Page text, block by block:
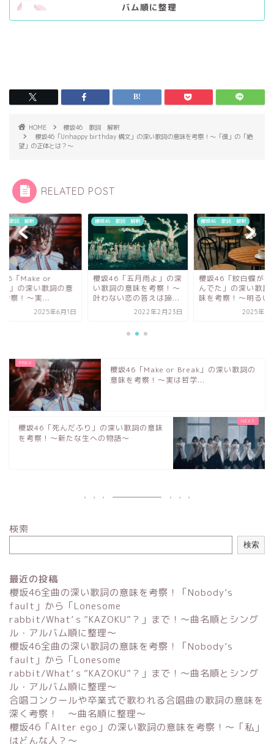
バム順に整理
HOME
櫻坂46 歌詞 解釈
櫻坂46「Unhappy birthday 構文」の深い歌詞の意味を考察！〜「僕」の「絶
望」の正体とは？～
RELATED POST
歌詞 解釈
46「Make or
」の深い歌詞の意
考察！〜実...
2025年6月1日
櫻坂46 歌詞 解釈
櫻坂46「五月雨よ」の深
い歌詞の意味を考察！〜
叶わない恋の答えは諦...
2022年2月23日
櫻坂46 歌詞 解釈
櫻坂46「紋白蝶が確
んでた」の深い歌詞
味を考察！〜明るい
2025年8
櫻坂46「Make or Break」の深い歌詞の
意味を考察！〜実は哲学...
櫻坂46「死んだふり」の深い歌詞の意味
を考察！〜新たな生への物語～
検索
検索
最近の投稿
櫻坂46全曲の深い歌詞の意味を考察！「Nobody’s
fault」から「Lonesome
rabbit/What’ｓ”KAZOKU”？」まで！〜曲名順とシング
ル・アルバム順に整理～
櫻坂46全曲の深い歌詞の意味を考察！「Nobody’s
fault」から「Lonesome
rabbit/What’ｓ”KAZOKU”？」まで！〜曲名順とシング
ル・アルバム順に整理～
合唱コンクールや卒業式で歌われる合唱曲の歌詞の意味を
深く考察！ 〜曲名順に整理〜
櫻坂46「Alter ego」の深い歌詞の意味を考察！〜「私」
はどんな人？～